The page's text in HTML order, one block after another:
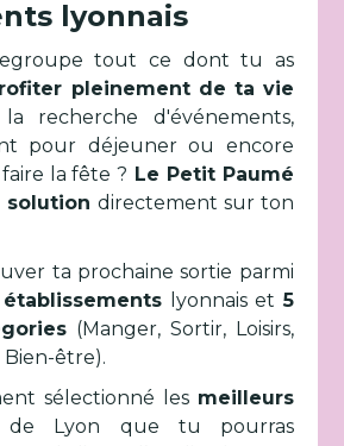
lyonnais
regroupe tout ce dont tu as
pleinement de ta vie
recherche d'événements,
pour déjeuner ou encore
la fête ? Le Petit Paumé
solution directement sur ton
ta prochaine sortie parmi
lyonnais et5
(Manger, Sortir, Loisirs,
être).
sélectionné les meilleurs
de Lyon que tu pourras